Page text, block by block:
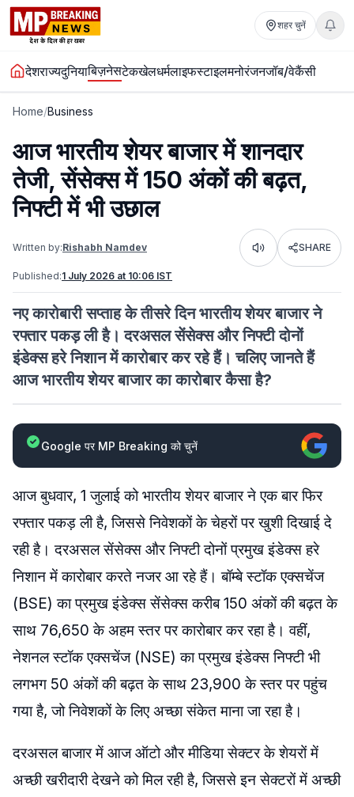
शहर चुनें
देशराज्यदुनियाबिज़नेसटेकखेलधर्मलाइफस्टाइलमनोरंजनजॉब/वेकैंसी
Home/Business
आज भारतीय शेयर बाजार में शानदार
तेजी, सेंसेक्स में 150 अंकों की बढ़त,
निफ्टी में भी उछाल
Written by:Rishabh Namdev Listen SHARE
Published:1 July 2026 at 10:06 IST
नए कारोबारी सप्ताह के तीसरे दिन भारतीय शेयर बाजार ने
रफ्तार पकड़ ली है। दरअसल सेंसेक्स और निफ्टी दोनों
इंडेक्स हरे निशान में कारोबार कर रहे हैं। चलिए जानते हैं
आज भारतीय शेयर बाजार का कारोबार कैसा है?
Google पर MP Breaking को चुनें
आज बुधवार, 1 जुलाई को भारतीय शेयर बाजार ने एक बार फिर
रफ्तार पकड़ ली है, जिससे निवेशकों के चेहरों पर खुशी दिखाई दे
रही है। दरअसल सेंसेक्स और निफ्टी दोनों प्रमुख इंडेक्स हरे
निशान में कारोबार करते नजर आ रहे हैं। बॉम्बे स्टॉक एक्सचेंज
(BSE) का प्रमुख इंडेक्स सेंसेक्स करीब 150 अंकों की बढ़त के
साथ 76,650 के अहम स्तर पर कारोबार कर रहा है। वहीं,
नेशनल स्टॉक एक्सचेंज (NSE) का प्रमुख इंडेक्स निफ्टी भी
लगभग 50 अंकों की बढ़त के साथ 23,900 के स्तर पर पहुंच
गया है, जो निवेशकों के लिए अच्छा संकेत माना जा रहा है।
दरअसल बाजार में आज ऑटो और मीडिया सेक्टर के शेयरों में
अच्छी खरीदारी देखने को मिल रही है, जिससे इन सेक्टरों में अच्छी